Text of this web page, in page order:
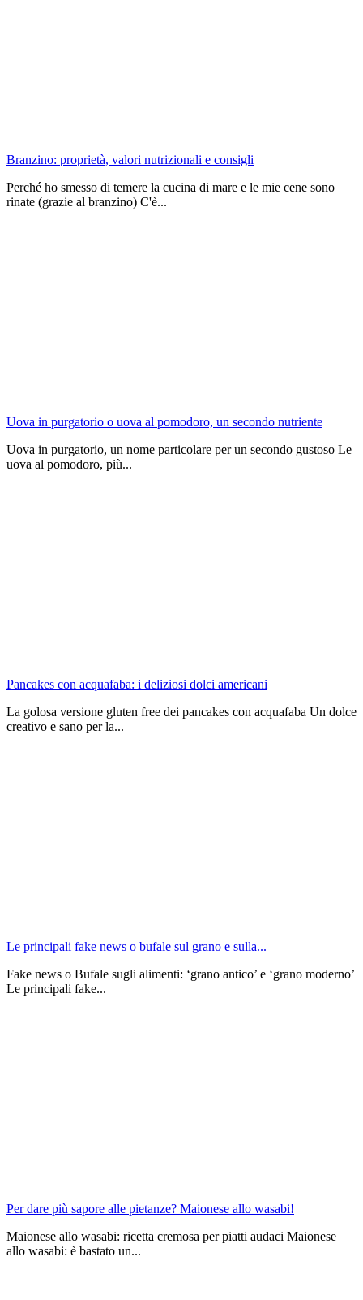
Branzino: proprietà, valori nutrizionali e consigli
Perché ho smesso di temere la cucina di mare e le mie cene sono
rinate (grazie al branzino) C'è...
Uova in purgatorio o uova al pomodoro, un secondo nutriente
Uova in purgatorio, un nome particolare per un secondo gustoso Le
uova al pomodoro, più...
Pancakes con acquafaba: i deliziosi dolci americani
La golosa versione gluten free dei pancakes con acquafaba Un dolce
creativo e sano per la...
Le principali fake news o bufale sul grano e sulla...
Fake news o Bufale sugli alimenti: ‘grano antico’ e ‘grano moderno’
Le principali fake...
Per dare più sapore alle pietanze? Maionese allo wasabi!
Maionese allo wasabi: ricetta cremosa per piatti audaci Maionese
allo wasabi: è bastato un...